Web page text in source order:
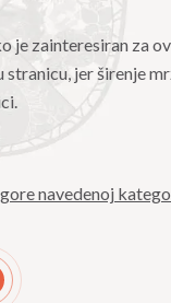
zainteresiran za
jer širenje
navedenoj